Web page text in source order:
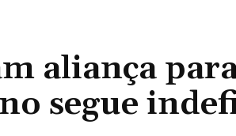
aliança
segue